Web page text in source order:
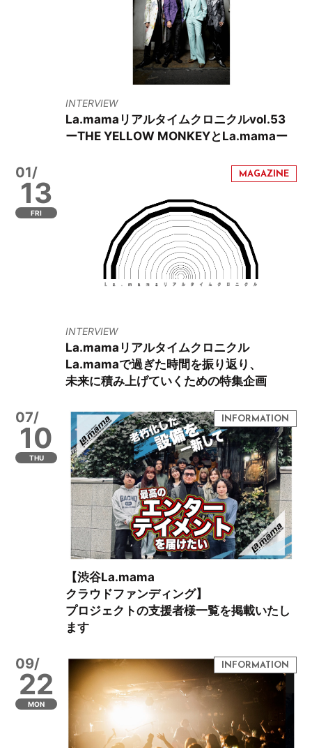
INTERVIEW
La.mamaリアルタイムクロニクルvol.53
ーTHE YELLOW MONKEYとLa.mamaー
01/
13
FRI
INTERVIEW
La.mamaリアルタイムクロニクル
La.mamaで過ぎた時間を振り返り、
未来に積み上げていくための特集企画
07/
10
THU
【渋谷La.mama
クラウドファンディング】
プロジェクトの支援者様一覧を掲載いたし
ます
09/
22
MON